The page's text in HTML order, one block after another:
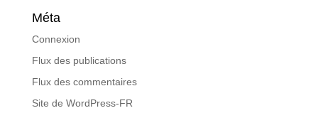
Méta
Connexion
Flux des publications
Flux des commentaires
Site de WordPress-FR